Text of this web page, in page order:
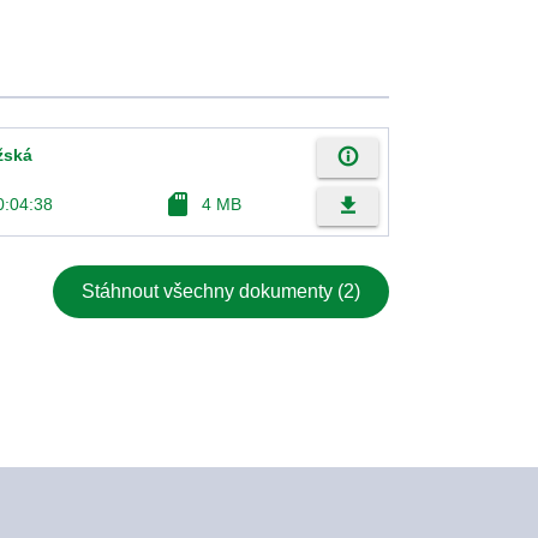
sd_card 4 MB
info_outline
file_download
Stáhnout všechny dokumenty (2)